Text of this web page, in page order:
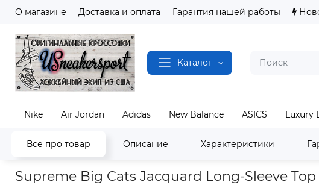
О магазине Доставка и оплата Гарантия нашей работы
Каталог
Nike Air Jordan Adidas New Balance ASICS Luxury
Все про товар Описание Характеристики
Наш магазин Одежда и Аксессуары Supreme Tops/
Supreme Big Cats Jacquard Long-Sleeve